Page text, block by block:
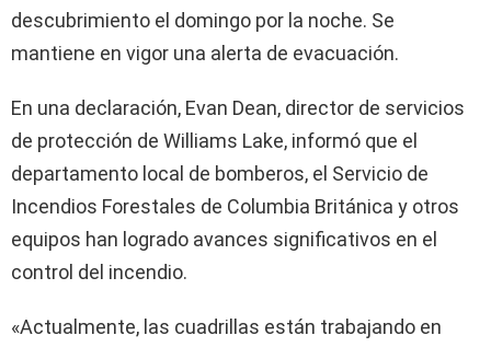
descubrimiento el domingo por la noche. Se
mantiene en vigor una alerta de evacuación.
En una declaración, Evan Dean, director de servicios
de protección de Williams Lake, informó que el
departamento local de bomberos, el Servicio de
Incendios Forestales de Columbia Británica y otros
equipos han logrado avances significativos en el
control del incendio.
«Actualmente, las cuadrillas están trabajando en